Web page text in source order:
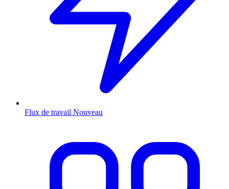
Flux de travail Nouveau